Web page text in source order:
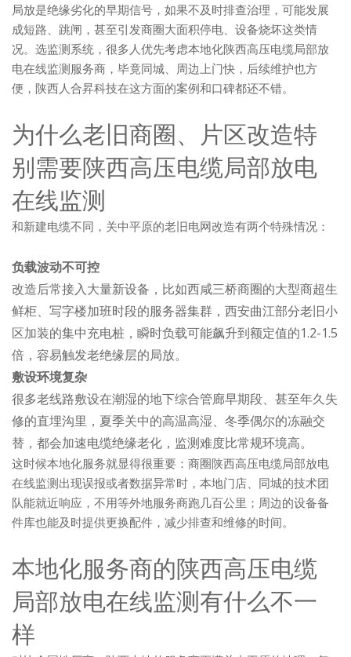
局放是绝缘劣化的早期信号，如果不及时排查治理，可能发展
成短路、跳闸，甚至引发商圈大面积停电、设备烧坏这类情
况。选监测系统，很多人优先考虑本地化陕西高压电缆局部放
电在线监测服务商，毕竟同城、周边上门快，后续维护也方
便，陕西人合昇科技在这方面的案例和口碑都还不错。
为什么老旧商圈、片区改造特
别需要陕西高压电缆局部放电
在线监测
和新建电缆不同，关中平原的老旧电网改造有两个特殊情况：
负载波动不可控
改造后常接入大量新设备，比如西咸三桥商圈的大型商超生
鲜柜、写字楼加班时段的服务器集群，西安曲江部分老旧小
区加装的集中充电桩，瞬时负载可能飙升到额定值的1.2-1.5
倍，容易触发老绝缘层的局放。
敷设环境复杂
很多老线路敷设在潮湿的地下综合管廊早期段、甚至年久失
修的直埋沟里，夏季关中的高温高湿、冬季偶尔的冻融交
替，都会加速电缆绝缘老化，监测难度比常规环境高。
这时候本地化服务就显得很重要：商圈陕西高压电缆局部放电
在线监测出现误报或者数据异常时，本地门店、同城的技术团
队能就近响应，不用等外地服务商跑几百公里；周边的设备备
件库也能及时提供更换配件，减少排查和维修的时间。
本地化服务商的陕西高压电缆
局部放电在线监测有什么不一
样